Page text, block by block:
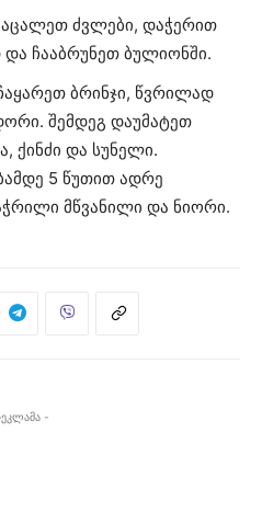
ძვლები, დაჭერით
და ჩააბრუნეთ ბულიონში.
ბრინჯი, წვრილად
შემდეგ დაუმატეთ
ქინძი და სუნელი.
5 წუთით ადრე
მწვანილი და ნიორი.
-